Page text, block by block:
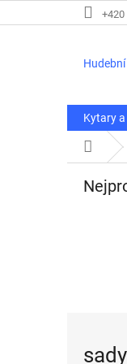
na
+420
Kytary
Domů
sady